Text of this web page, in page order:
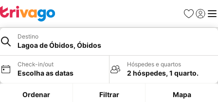
Favoritos
Iniciar
Destino
Lagoa de Óbidos, Óbidos
Check-in/out
Escolha as datas
Hóspedes e quartos
2 hóspedes, 1 quarto.
Ordenar Filtrar Mapa